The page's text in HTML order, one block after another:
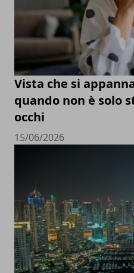
Vista che si
quando non è solo
occhi
15/06/2026